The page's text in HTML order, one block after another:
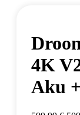
4K
Aku